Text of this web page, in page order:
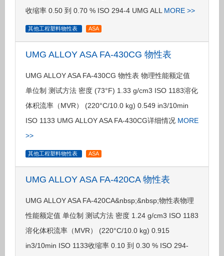
收缩率 0.50 到 0.70 % ISO 294-4 UMG ALL MORE >>
其他工程塑料物性表 ASA
UMG ALLOY ASA FA-430CG 物性表
UMG ALLOY ASA FA-430CG 物性表 物理性能额定值
单位制 测试方法 密度 (73°F) 1.33 g/cm3 ISO 1183溶化
体积流率（MVR） (220°C/10.0 kg) 0.549 in3/10min
ISO 1133 UMG ALLOY ASA FA-430CG详细情况 MORE
>>
其他工程塑料物性表 ASA
UMG ALLOY ASA FA-420CA 物性表
UMG ALLOY ASA FA-420CA&nbsp;&nbsp;物性表物理
性能额定值 单位制 测试方法 密度 1.24 g/cm3 ISO 1183
溶化体积流率（MVR） (220°C/10.0 kg) 0.915
in3/10min ISO 1133收缩率 0.10 到 0.30 % ISO 294-